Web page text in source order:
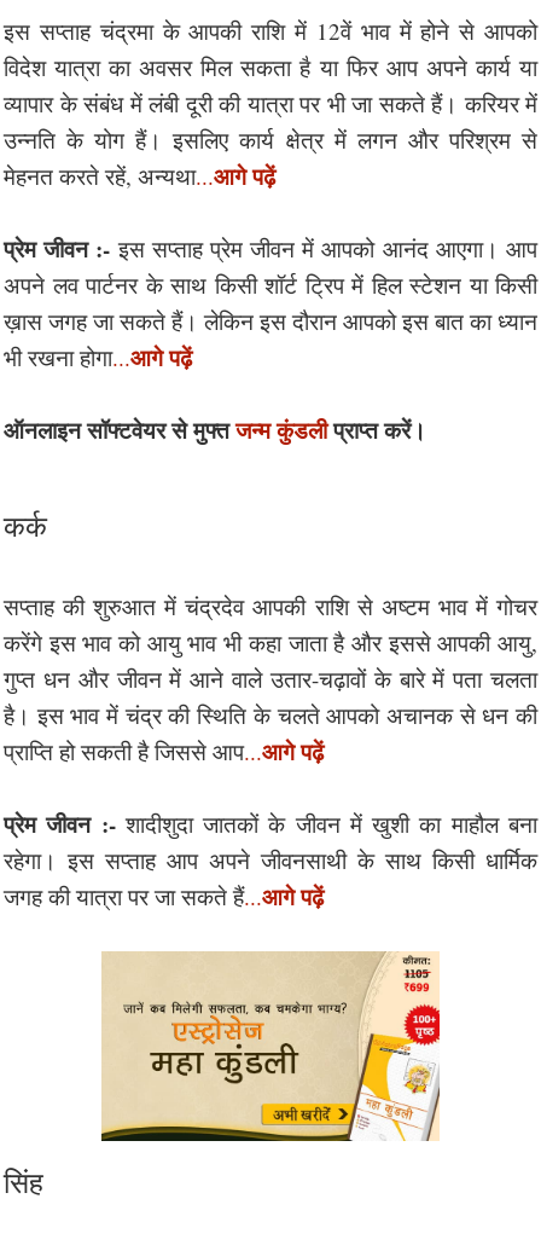
इस सप्ताह चंद्रमा के आपकी राशि में 12वें भाव में होने से आपको
विदेश यात्रा का अवसर मिल सकता है या फिर आप अपने कार्य या
व्यापार के संबंध में लंबी दूरी की यात्रा पर भी जा सकते हैं। करियर में
उन्नति के योग हैं। इसलिए कार्य क्षेत्र में लगन और परिश्रम से
मेहनत करते रहें, अन्यथा...आगे पढ़ें
प्रेम जीवन :- इस सप्ताह प्रेम जीवन में आपको आनंद आएगा। आप
अपने लव पार्टनर के साथ किसी शॉर्ट ट्रिप में हिल स्टेशन या किसी
ख़ास जगह जा सकते हैं। लेकिन इस दौरान आपको इस बात का ध्यान
भी रखना होगा...आगे पढ़ें
ऑनलाइन सॉफ्टवेयर से मुफ्तजन्म कुंडलीप्राप्त करें।
कर्क
सप्ताह की शुरुआत में चंद्रदेव आपकी राशि से अष्टम भाव में गोचर
करेंगे इस भाव को आयु भाव भी कहा जाता है और इससे आपकी आयु,
गुप्त धन और जीवन में आने वाले उतार-चढ़ावों के बारे में पता चलता
है। इस भाव में चंद्र की स्थिति के चलते आपको अचानक से धन की
प्राप्ति हो सकती है जिससे आप...आगे पढ़ें
प्रेम जीवन :-शादीशुदा जातकों के जीवन में खुशी का माहौल बना
रहेगा। इस सप्ताह आप अपने जीवनसाथी के साथ किसी धार्मिक
जगह की यात्रा पर जा सकते हैं...आगे पढ़ें
सिंह